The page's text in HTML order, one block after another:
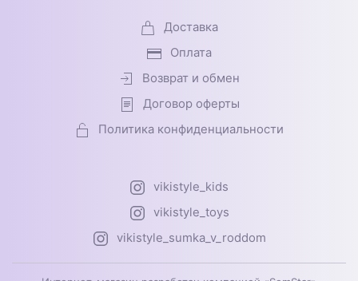
Доставка
Оплата
Возврат и обмен
Договор оферты
Политика конфиденциальности
vikistyle_kids
vikistyle_toys
vikistyle_sumka_v_roddom